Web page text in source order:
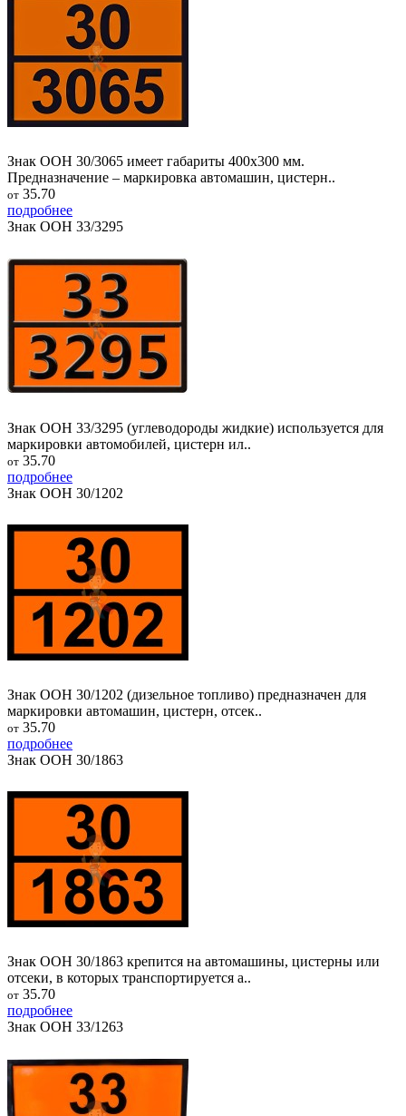
Знак ООН 30/3065 имеет габариты 400х300 мм.
Предназначение – маркировка автомашин, цистерн..
от 35.70
подробнее
Знак ООН 33/3295
Знак ООН 33/3295 (углеводороды жидкие) используется для
маркировки автомобилей, цистерн ил..
от 35.70
подробнее
Знак ООН 30/1202
Знак ООН 30/1202 (дизельное топливо) предназначен для
маркировки автомашин, цистерн, отсек..
от 35.70
подробнее
Знак ООН 30/1863
Знак ООН 30/1863 крепится на автомашины, цистерны или
отсеки, в которых транспортируется а..
от 35.70
подробнее
Знак ООН 33/1263